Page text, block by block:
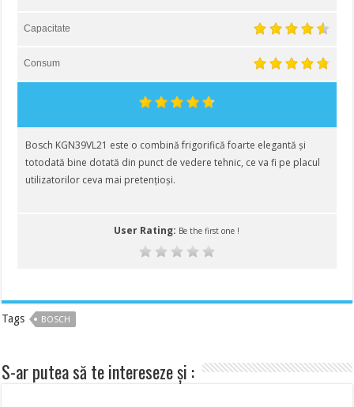
Capacitate
Consum
Bosch KGN39VL21 este o combină frigorifică foarte elegantă și
totodată bine dotată din punct de vedere tehnic, ce va fi pe placul
utilizatorilor ceva mai pretențioși.
User Rating: Be the first one !
Tags BOSCH
S-ar putea să te intereseze și :